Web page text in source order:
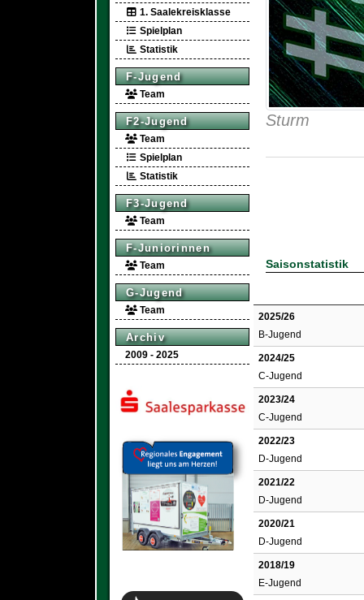
1. Saalekreisklasse
Spielplan
Statistik
F-Jugend
Team
F2-Jugend
Team
Spielplan
Statistik
F3-Jugend
Team
F-Juniorinnen
Team
G-Jugend
Team
Archiv
2009 - 2025
Sturm
Saisonstatistik
2025/26
B-Jugend
2024/25
C-Jugend
2023/24
C-Jugend
2022/23
D-Jugend
2021/22
D-Jugend
2020/21
D-Jugend
2018/19
E-Jugend